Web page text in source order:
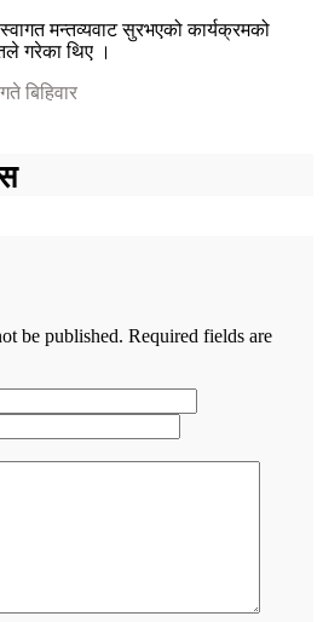
मन्तव्यवाट सुरभएको कार्यक्रमको
गरेका थिए ।
बिहिवार
be published. Required fields are